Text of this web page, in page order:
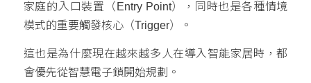
家庭的入口裝置（Entry Point），同時也是各種情境
模式的重要觸發核心（Trigger）。
這也是為什麼現在越來越多人在導入智能家居時，都
會優先從智慧電子鎖開始規劃。